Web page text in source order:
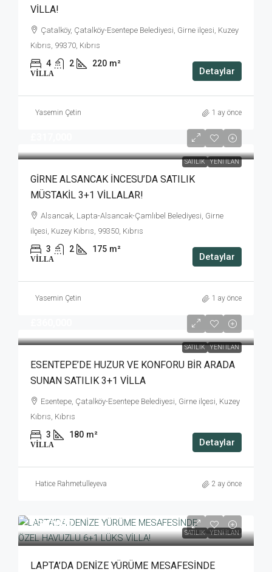
VİLLA!
Çatalköy, Çatalköy-Esentepe Belediyesi, Girne ilçesi, Kuzey
Kıbrıs, 99370, Kıbrıs
4 2 220 m²
VILLA Detaylar
Yasemin Çetin 1 ay önce
SATILIK YENI İLAN
GİRNE ALSANCAK İNCESU’DA SATILIK
MÜSTAKİL 3+1 VİLLALAR!
Alsancak, Lapta-Alsancak-Çamlıbel Belediyesi, Girne
ilçesi, Kuzey Kıbrıs, 99350, Kıbrıs
3 2 175 m²
VILLA Detaylar
Yasemin Çetin 1 ay önce
SATILIK YENI İLAN
ESENTEPE’DE HUZUR VE KONFORU BİR ARADA
SUNAN SATILIK 3+1 VİLLA
Esentepe, Çatalköy-Esentepe Belediyesi, Girne ilçesi, Kuzey
Kıbrıs, Kıbrıs
3 180 m²
VILLA Detaylar
Hatice Rahmetulleyeva 2 ay önce
SATILIK YENI İLAN
£900,000
LAPTA’DA DENİZE YÜRÜME MESAFESİNDE